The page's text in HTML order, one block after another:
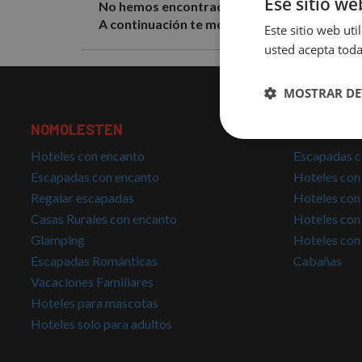
No hemos encontrado resultados con los
A continuación te mostramos algunos
NOMOLESTEN
Hoteles con encanto
Escapadas con encanto
Regalar escapadas
Casas Rurales con encanto
Glamping
Escapadas Románticas
Vacaciones Familiares
Hoteles para mascotas
Hoteles solo para adultos
Escapadas
Hoteles
Hoteles
Hoteles con
Hoteles con
Cabañas
Este sitio web
usted acepta
MOSTRAR
Cookies
estrictamente
necesarias
Las cookies